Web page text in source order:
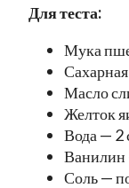
Для теста:
Мука
Масло
Желток
Вода — 2
Ванилин
Соль —